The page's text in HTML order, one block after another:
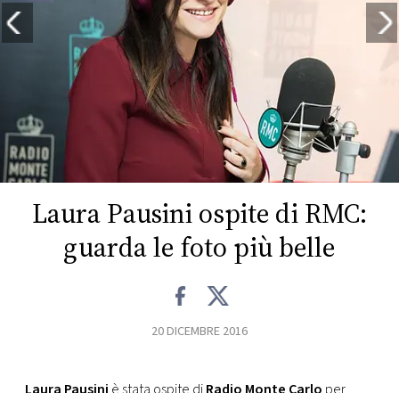
PLAYLIST
NEWS
FOTO
CONCORSI
EVENTI
Laura Pausini ospite di RMC:
guarda le foto più belle
20 DICEMBRE 2016